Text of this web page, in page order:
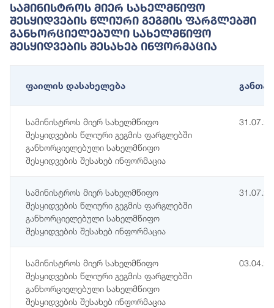
Სამინისტროს Მიერ Სახელმწიფო
Შესყიდვების Წლიური Გეგმის Ფარგლებში
Განხორციელებული Სახელმწიფო
Შესყიდვების Შესახებ Ინფორმაცია
ფაილის დასახელება
სამინისტროს მიერ სახელმწიფო
შესყიდვების წლიური გეგმის ფარგლებში
განხორციელებული სახელმწიფო
შესყიდვების შესახებ ინფორმაცია
სამინისტროს მიერ სახელმწიფო
შესყიდვების წლიური გეგმის ფარგლებში
განხორციელებული სახელმწიფო
შესყიდვების შესახებ ინფორმაცია
სამინისტროს მიერ სახელმწიფო
შესყიდვების წლიური გეგმის ფარგლებში
განხორციელებული სახელმწიფო
შესყიდვების შესახებ ინფორმაცია